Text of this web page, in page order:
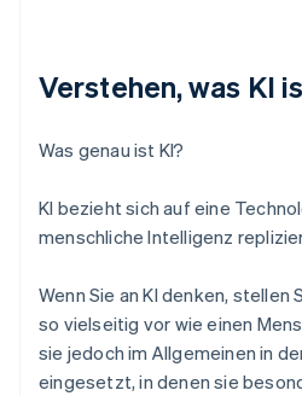
Verstehen, was KI
Was genau ist KI?
KI bezieht sich auf eine
menschliche Intelligenz
Wenn Sie an KI denken,
so vielseitig vor wie einen
sie jedoch im Allgemeinen in
eingesetzt, in denen sie